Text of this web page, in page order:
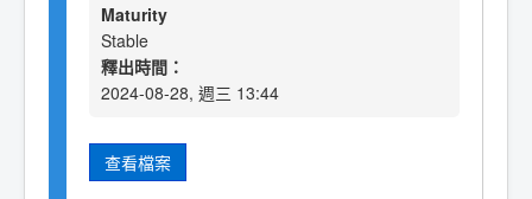
Maturity
Stable
釋出時間：
2024-08-28, 週三 13:44
查看檔案